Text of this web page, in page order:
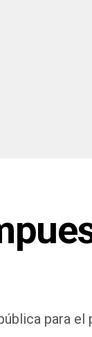
para el